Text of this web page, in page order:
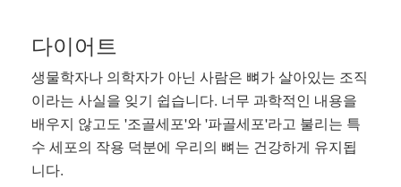
다이어트
생물학자나 의학자가 아닌 사람은 뼈가 살아있는 조직
이라는 사실을 잊기 쉽습니다. 너무 과학적인 내용을
배우지 않고도 '조골세포'와 '파골세포'라고 불리는 특
수 세포의 작용 덕분에 우리의 뼈는 건강하게 유지됩
니다.